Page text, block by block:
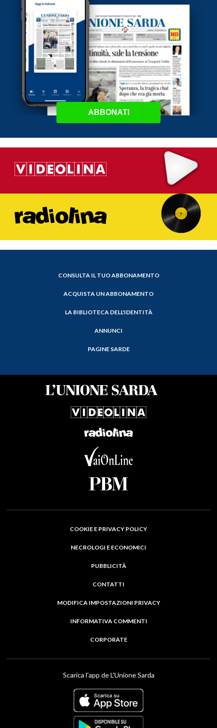
ABBONATI
CONSULTA IL TUO ABBONAMENTO
ACQUISTA UN ABBONAMENTO
LA BIBLIOTECA DELL'IDENTITÀ
ANNUNCI
PAGINE SARDE
COOKIE E PRIVACY POLICY
NECROLOGI E ECONOMICI
PUBBLICITÀ
CONTATTI
MODIFICA IMPOSTAZIONI PRIVACY
INFORMATIVA COMMENTI
CORPORATE
Scarica l'app de L'Unione Sarda